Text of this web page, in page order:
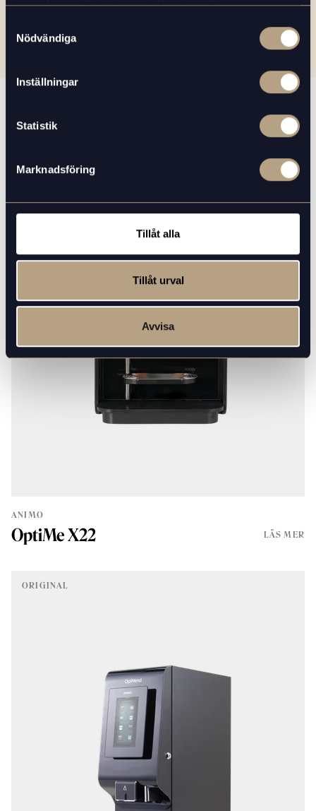
Nödvändiga
Inställningar
Statistik
Marknadsföring
Tillåt alla
Tillåt urval
Avvisa
ANIMO
OptiMe X22 LÄS MER
ORIGINAL